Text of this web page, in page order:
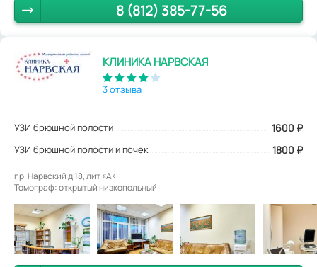
8 (812) 385-77-56
КЛИНИКА НАРВСКАЯ
3 отзыва
УЗИ брюшной полости 1600 ₽
УЗИ брюшной полости и почек 1800 ₽
пр. Нарвский д.18, лит «А».
Томограф: открытый низкопольный